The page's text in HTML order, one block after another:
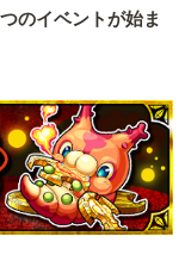
のイベントが始ま